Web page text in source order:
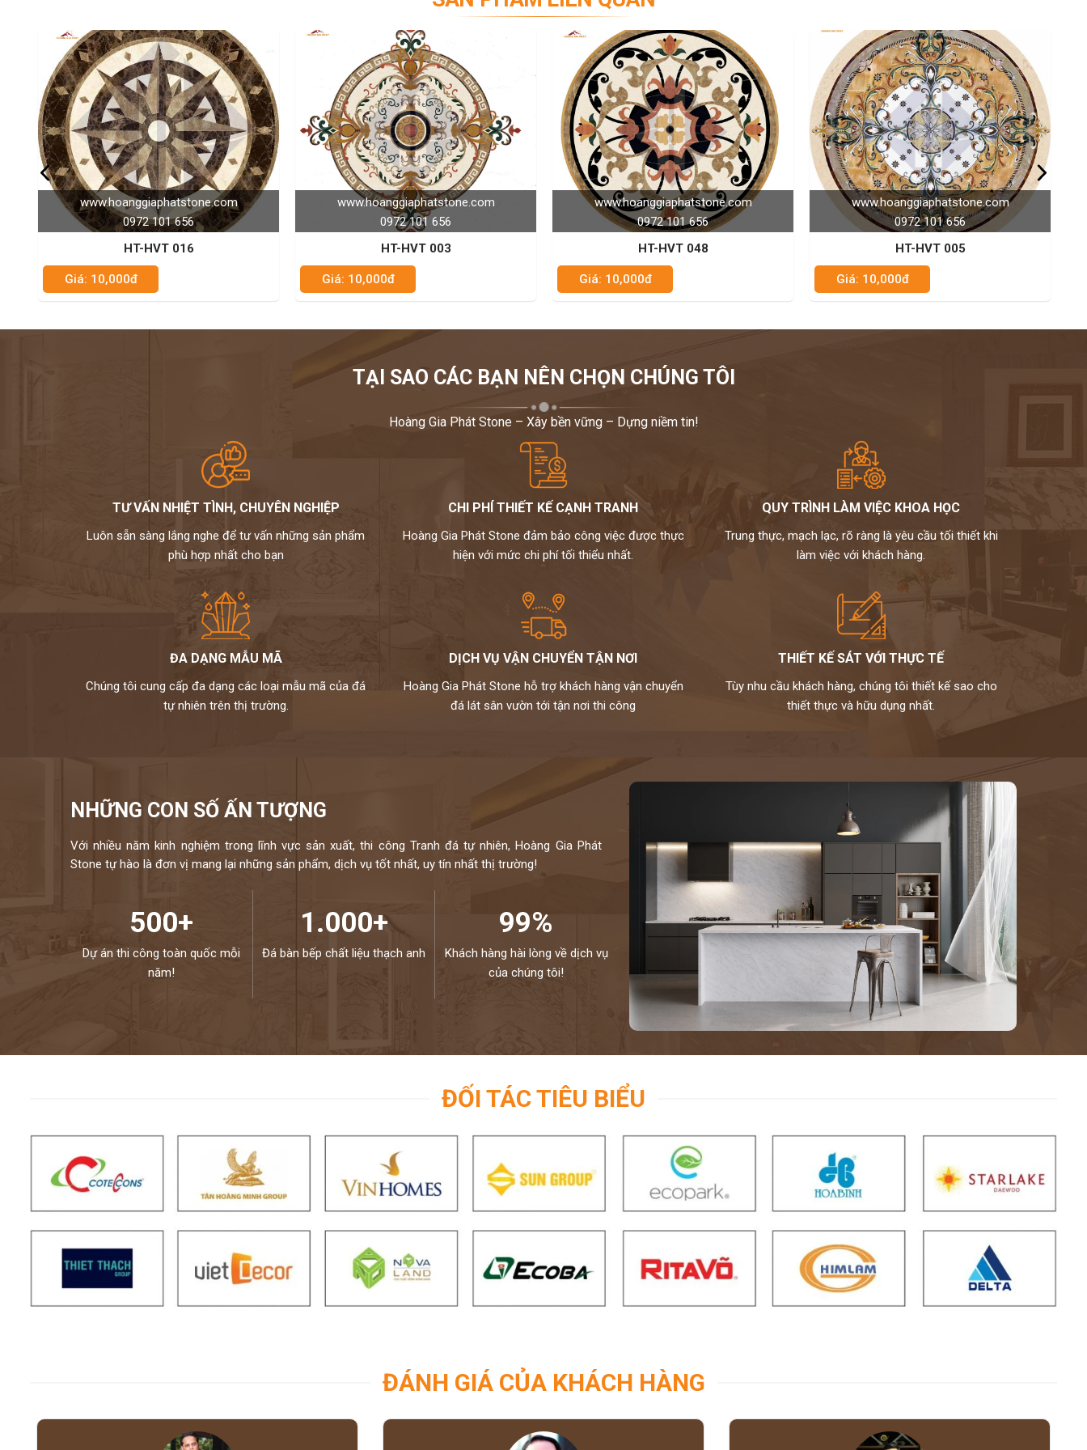
www.hoanggiaphatstone.com
0972 101 656
www.hoanggiaphatstone.com
www.hoanggiaphatstone.com
0972 101 656
0972 101 656
TẠI SAO CÁC BẠN NÊN CHỌN CHÚNG TÔI
Hoàng Gia Phát Stone – Xây bền vững – Dựng niềm tin!
TƯ VẤN NHIỆT TÌNH, CHUYÊN NGHIỆP
Luôn sẵn sàng lắng nghe để tư vấn những sản phẩm
phù hợp nhất cho bạn
CHI PHÍ THIẾT KẾ CẠNH TRANH
Hoàng Gia Phát Stone đảm bảo công việc được thực
hiện với mức chi phí tối thiểu nhất.
QUY TRÌNH LÀM VIỆC KHOA HỌC
Trung thực, mạch lạc, rõ ràng là yêu cầu tối thiết khi
làm việc với khách hàng.
ĐA DẠNG MẪU MÃ
Chúng tôi cung cấp đa dạng các loại mẫu mã của đá
tự nhiên trên thị trường.
DỊCH VỤ VẬN CHUYỂN TẬN NƠI
Hoàng Gia Phát Stone hỗ trợ khách hàng vận chuyển
đá lát sân vườn tới tận nơi thi công
THIẾT KẾ SÁT VỚI THỰC TẾ
Tùy nhu cầu khách hàng, chúng tôi thiết kế sao cho
thiết thực và hữu dụng nhất.
NHỮNG CON SỐ ẤN TƯỢNG
Với nhiều năm kinh nghiệm trong lĩnh vực sản xuất, thi công Tranh đá tự nhiên, Hoàng Gia Phát
Stone tự hào là đơn vị mang lại những sản phẩm, dịch vụ tốt nhất, uy tín nhất thị trường!
500+
Dự án thi công toàn quốc mỗi
năm!
1.000+
Đá bàn bếp chất liệu thạch anh
99%
Khách hàng hài lòng về dịch vụ
của chúng tôi!
ĐỐI TÁC TIÊU BIỂU
ĐÁNH GIÁ CỦA KHÁCH HÀNG